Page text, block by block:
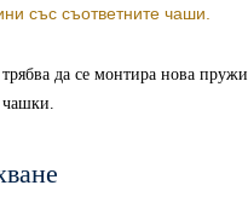
със съответните чаши.
да се монтира нова